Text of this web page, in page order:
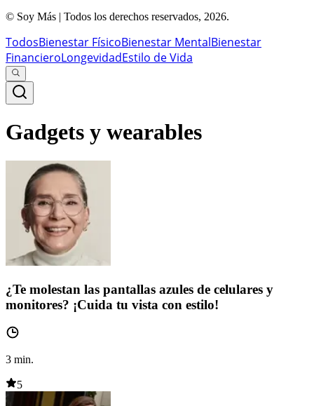
© Soy Más | Todos los derechos reservados, 2026.
TodosBienestar FísicoBienestar MentalBienestar
FinancieroLongevidadEstilo de Vida
Gadgets y wearables
¿Te molestan las pantallas azules de celulares y
monitores? ¡Cuida tu vista con estilo!
3 min.
5